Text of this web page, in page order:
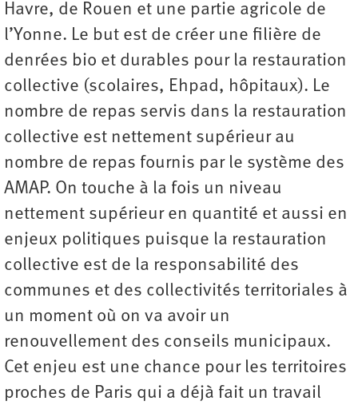
Havre, de Rouen et une partie agricole de
l’Yonne. Le but est de créer une filière de
denrées bio et durables pour la restauration
collective (scolaires, Ehpad, hôpitaux). Le
nombre de repas servis dans la restauration
collective est nettement supérieur au
nombre de repas fournis par le système des
AMAP. On touche à la fois un niveau
nettement supérieur en quantité et aussi en
enjeux politiques puisque la restauration
collective est de la responsabilité des
communes et des collectivités territoriales à
un moment où on va avoir un
renouvellement des conseils municipaux.
Cet enjeu est une chance pour les territoires
proches de Paris qui a déjà fait un travail